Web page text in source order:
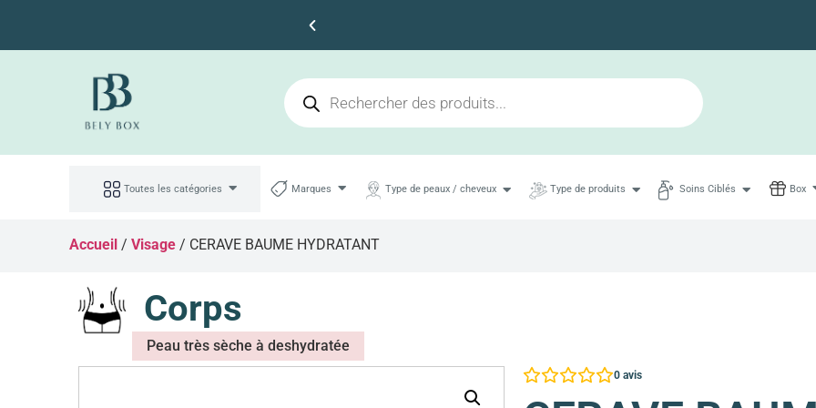
Toutes les catégories Marques Type de peaux / cheveux Type de produits Soins Ciblés Box
Accueil /Visage / CERAVE BAUME HYDRATANT
Corps
Peau très sèche à deshydratée
0 avis